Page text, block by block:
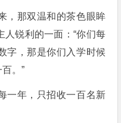
，那双温和的茶色眼眸
锐利的一面：“你们每
字，那是你们入学时候
。”
一年，只招收一百名新